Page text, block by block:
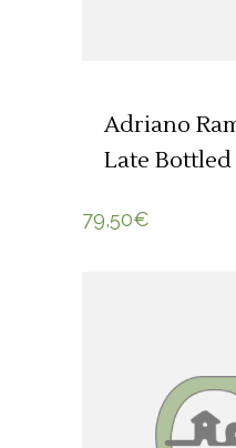
Adriano
Late
79,50€